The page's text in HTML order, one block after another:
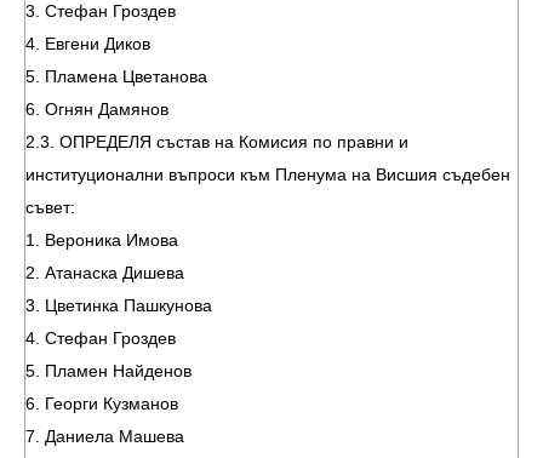
3. Стефан Гроздев
4. Евгени Диков
5. Пламена Цветанова
6. Огнян Дамянов
2.3. ОПРЕДЕЛЯ състав на Комисия по правни и
институционални въпроси към Пленума на Висшия съдебен
съвет:
1. Вероника Имова
2. Атанаска Дишева
3. Цветинка Пашкунова
4. Стефан Гроздев
5. Пламен Найденов
6. Георги Кузманов
7. Даниела Машева